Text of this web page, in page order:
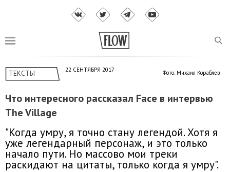
ТЕКСТЫ 22 СЕНТЯБРЯ 2017 Фото: Михаил Кораблев
Что интересного рассказал Face в интервью
The Village
"Когда умру, я точно стану легендой. Хотя я
уже легендарный персонаж, и это только
начало пути. Но массово мои треки
раскидают на цитаты, только когда я умру".